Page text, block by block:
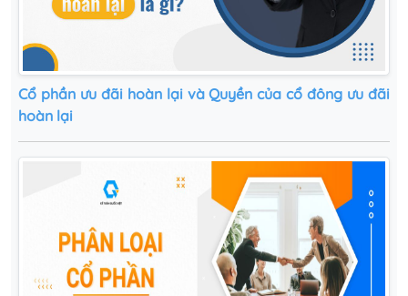
Cổ phần ưu đãi hoàn lại và Quyền của cổ đông ưu đãi
hoàn lại